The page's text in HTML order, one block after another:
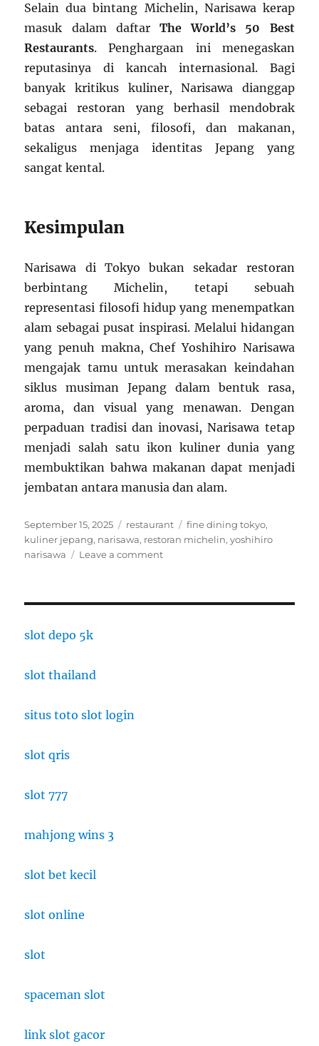
Selain dua bintang Michelin, Narisawa kerap
masuk dalam daftar The World’s 50 Best
Restaurants. Penghargaan ini menegaskan
reputasinya di kancah internasional. Bagi
banyak kritikus kuliner, Narisawa dianggap
sebagai restoran yang berhasil mendobrak
batas antara seni, filosofi, dan makanan,
sekaligus menjaga identitas Jepang yang
sangat kental.
Kesimpulan
Narisawa di Tokyo bukan sekadar restoran
berbintang Michelin, tetapi sebuah
representasi filosofi hidup yang menempatkan
alam sebagai pusat inspirasi. Melalui hidangan
yang penuh makna, Chef Yoshihiro Narisawa
mengajak tamu untuk merasakan keindahan
siklus musiman Jepang dalam bentuk rasa,
aroma, dan visual yang menawan. Dengan
perpaduan tradisi dan inovasi, Narisawa tetap
menjadi salah satu ikon kuliner dunia yang
membuktikan bahwa makanan dapat menjadi
jembatan antara manusia dan alam.
Posted
on
September 15, 2025 Categories
restaurant Tags
fine dining tokyo,
kuliner jepang, narisawa, restoran michelin,yoshihiro
narisawa
Leave a commenton
slot depo 5k
slot thailand
situs toto slot login
slot qris
slot 777
mahjong wins 3
slot bet kecil
slot online
slot
spaceman slot
link slot gacor